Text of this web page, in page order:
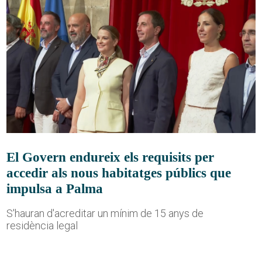
El Govern endureix els requisits per
accedir als nous habitatges públics que
impulsa a Palma
S'hauran d'acreditar un mínim de 15 anys de
residència legal